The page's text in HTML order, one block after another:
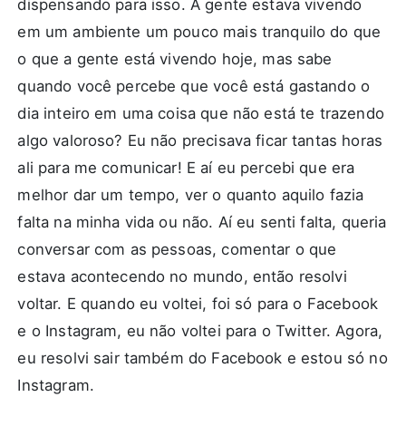
dispensando para isso. A gente estava vivendo
em um ambiente um pouco mais tranquilo do que
o que a gente está vivendo hoje, mas sabe
quando você percebe que você está gastando o
dia inteiro em uma coisa que não está te trazendo
algo valoroso? Eu não precisava ficar tantas horas
ali para me comunicar! E aí eu percebi que era
melhor dar um tempo, ver o quanto aquilo fazia
falta na minha vida ou não. Aí eu senti falta, queria
conversar com as pessoas, comentar o que
estava acontecendo no mundo, então resolvi
voltar. E quando eu voltei, foi só para o Facebook
e o Instagram, eu não voltei para o Twitter. Agora,
eu resolvi sair também do Facebook e estou só no
Instagram.